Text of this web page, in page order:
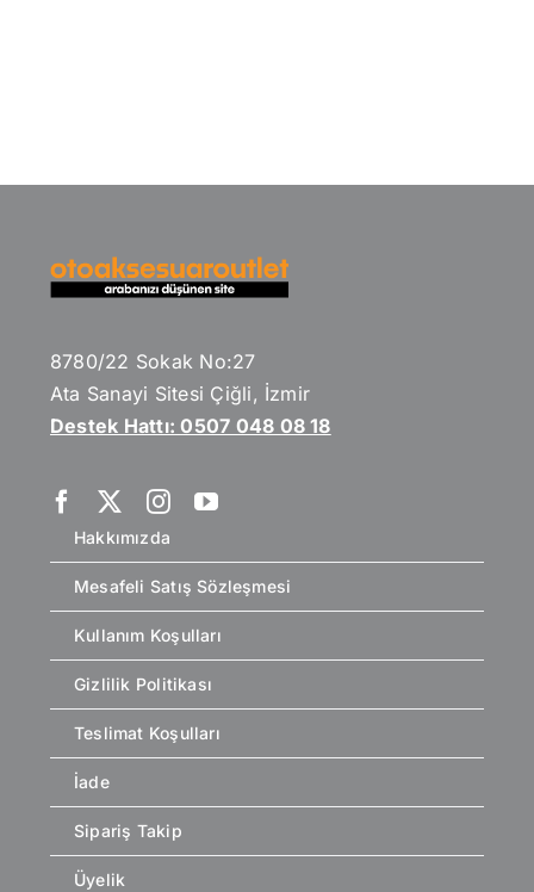
8780/22 Sokak No:27
Ata Sanayi Sitesi Çiğli, İzmir
Destek Hattı: 0507 048 08 18
Hakkımızda
Mesafeli Satış Sözleşmesi
Kullanım Koşulları
Gizlilik Politikası
Teslimat Koşulları
İade
Sipariş Takip
Üyelik